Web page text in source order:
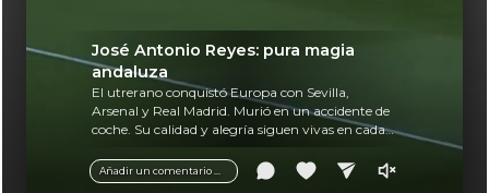
Añadir un comentario ...
José Antonio Reyes: pura magia
andaluza
El utrerano conquistó Europa con Sevilla,
Arsenal y Real Madrid. Murió en un accidente de
coche. Su calidad y alegría siguen vivas en cada